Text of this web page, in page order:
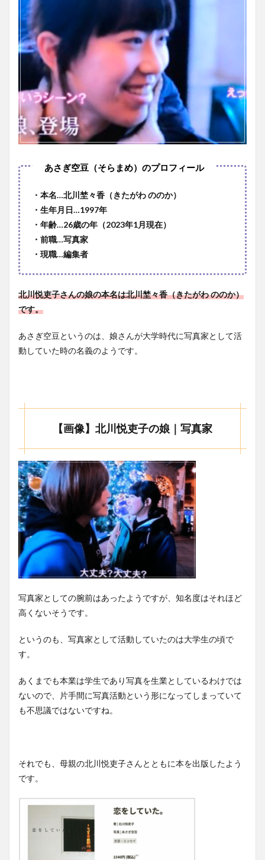
・本名…北川埜々香（きたがわ ののか）
・生年月日…1997年
・年齢…26歳の年（2023年1月現在）
・前職…写真家
・現職…編集者
北川悦吏子さんの娘の本名は北川埜々香（きたがわ ののか）
です。
あさぎ空豆というのは、娘さんが大学時代に写真家として活
動していた時の名義のようです。
【画像】北川悦吏子の娘｜写真家
写真家としての腕前はあったようですが、知名度はそれほど
高くないそうです。
というのも、写真家として活動していたのは大学生の頃で
す。
あくまでも本業は学生であり写真を生業としているわけでは
ないので、片手間に写真活動という形になってしまっていて
も不思議ではないですね。
それでも、母親の北川悦吏子さんとともに本を出版したよう
です。